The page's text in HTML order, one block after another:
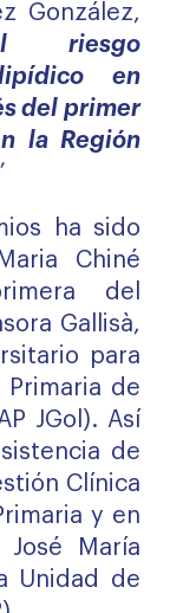
González,
riesgo
en
del primer
la Región
ha sido
Chiné
del
Gallisà,
para
Primaria de
JGol). Así
de
Clínica
y en
María
Unidad de